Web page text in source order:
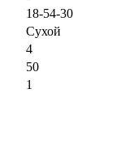
18-54-30
Сухой
4
50
1